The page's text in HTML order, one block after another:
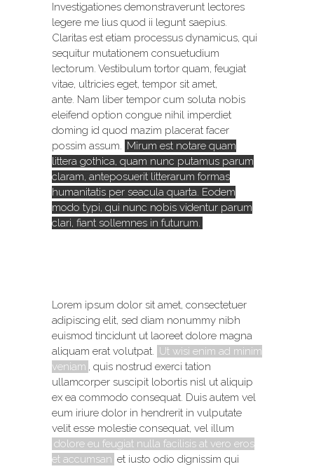
Investigationes demonstraverunt lectores
legere me lius quod ii legunt saepius.
Claritas est etiam processus dynamicus, qui
sequitur mutationem consuetudium
lectorum. Vestibulum tortor quam, feugiat
vitae, ultricies eget, tempor sit amet,
ante. Nam liber tempor cum soluta nobis
eleifend option congue nihil imperdiet
doming id quod mazim placerat facer
possim assum. Mirum est notare quam
littera gothica, quam nunc putamus parum
claram, anteposuerit litterarum formas
humanitatis per seacula quarta. Eodem
modo typi, qui nunc nobis videntur parum
clari, fiant sollemnes in futurum.
Lorem ipsum dolor sit amet, consectetuer
adipiscing elit, sed diam nonummy nibh
euismod tincidunt ut laoreet dolore magna
aliquam erat volutpat. Ut wisi enim ad minim
veniam , quis nostrud exerci tation
ullamcorper suscipit lobortis nisl ut aliquip
ex ea commodo consequat. Duis autem vel
eum iriure dolor in hendrerit in vulputate
velit esse molestie consequat, vel illum
dolore eu feugiat nulla facilisis at vero eros
et accumsan et iusto odio dignissim qui